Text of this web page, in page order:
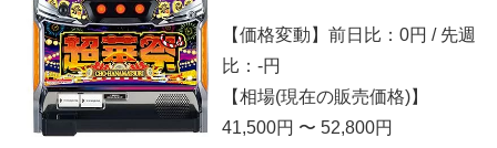
【価格変動】前日比：0円 / 先週
比：-円
【相場(現在の販売価格)】
41,500円 〜 52,800円